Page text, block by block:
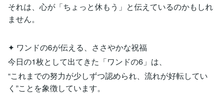
それは、心が「ちょっと休もう」と伝えているのかもしれ
ません。
✦ ワンドの6が伝える、ささやかな祝福
今日の1枚として出てきた「ワンドの6」は、
“これまでの努力が少しずつ認められ、流れが好転してい
く”ことを象徴しています。